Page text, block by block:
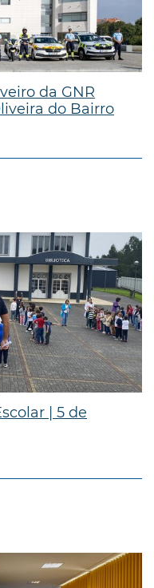
da GNR
do Bairro
| 5 de